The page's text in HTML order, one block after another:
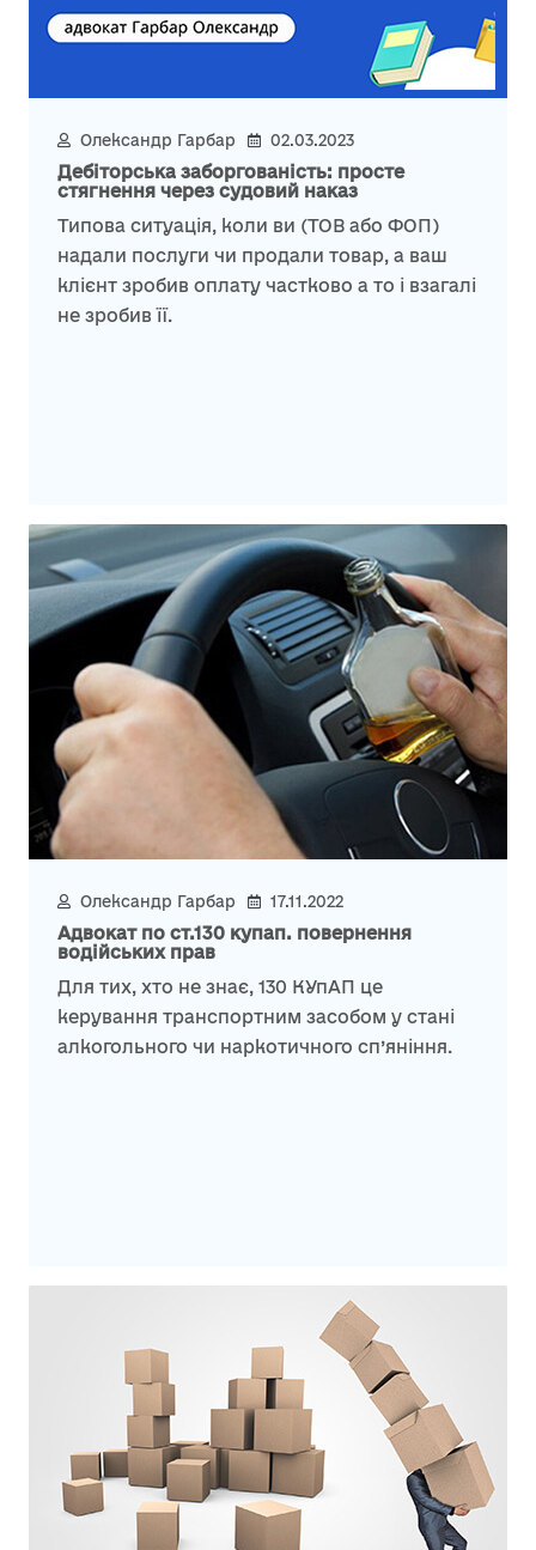
Олександр Гарбар 02.03.2023
Дебіторська заборгованість: просте
стягнення через судовий наказ
Типова ситуація, коли ви (ТОВ або ФОП)
надали послуги чи продали товар, а ваш
клієнт зробив оплату частково а то і взагалі
не зробив її.
Олександр Гарбар 17.11.2022
Адвокат по ст.130 купап. повернення
водійських прав
Для тих, хто не знає, 130 КУпАП це
керування транспортним засобом у стані
алкогольного чи наркотичного сп’яніння.